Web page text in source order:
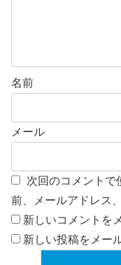
名前
メール
次回のコメントで
前、メールアドレス
新しいコメントを
新しい投稿をメー